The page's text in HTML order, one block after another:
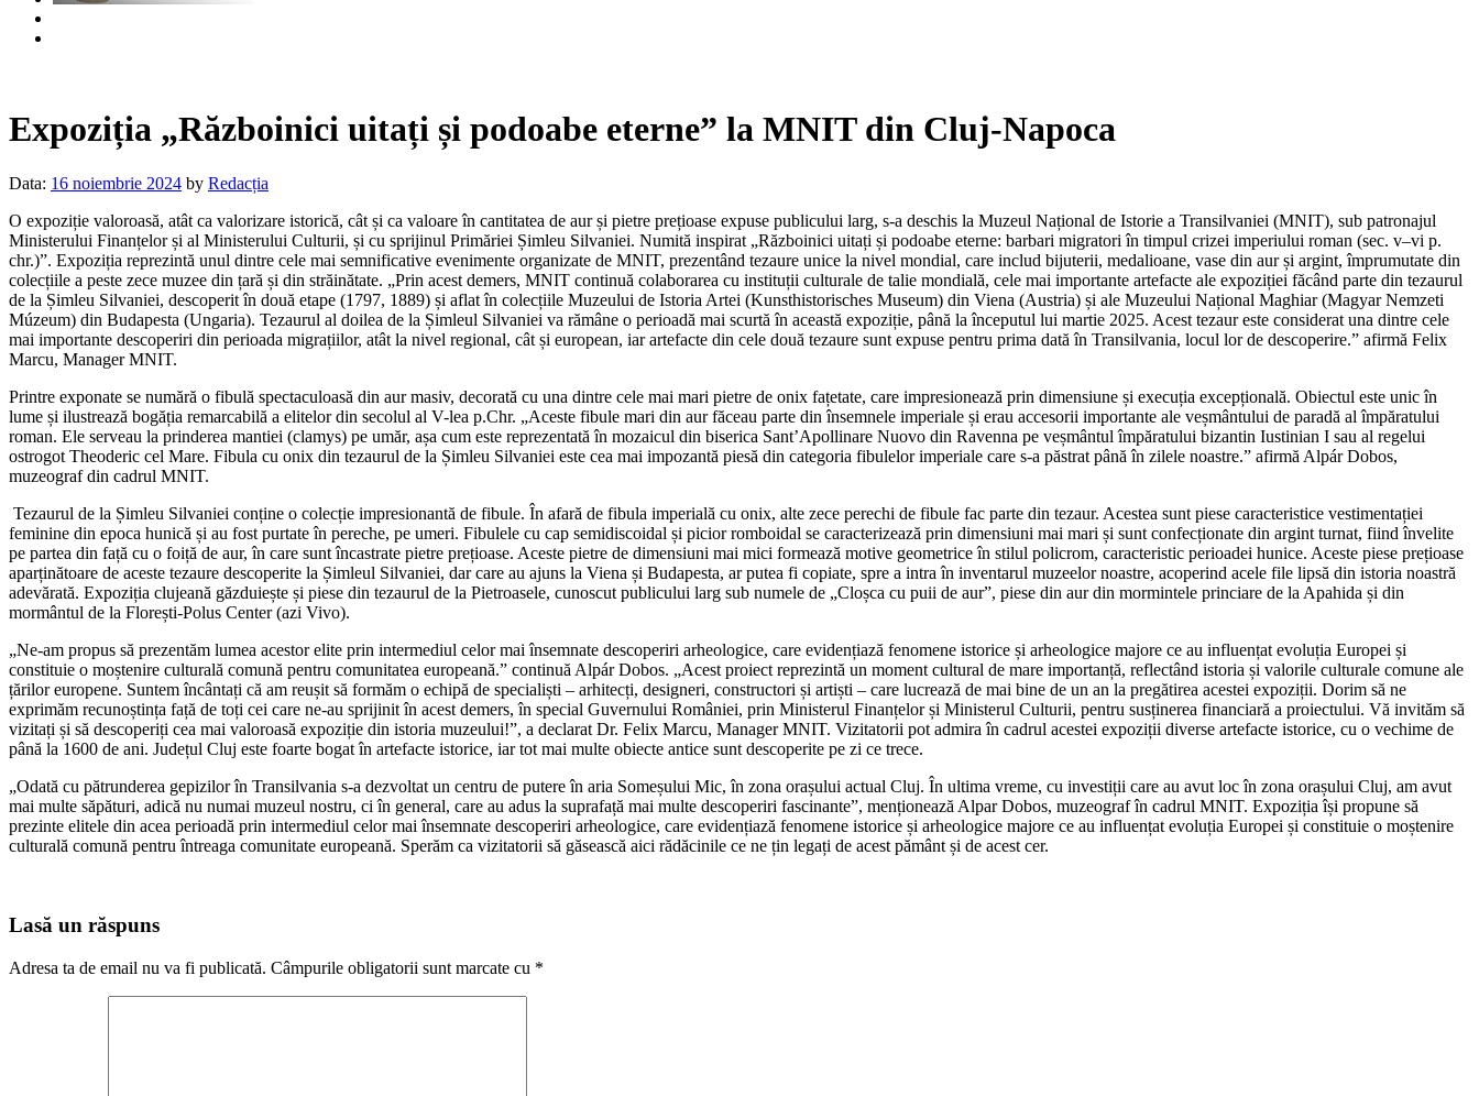
Expoziția „Războinici uitați și podoabe eterne” la MNIT din Cluj-Napoca
Data: 16 noiembrie 2024 by Redacția
O expoziție valoroasă, atât ca valorizare istorică, cât și ca valoare în cantitatea de aur și pietre prețioase expuse publicului larg, s-a deschis la Muzeul Național de Istorie a Transilvaniei (MNIT), sub patronajul
Ministerului Finanțelor și al Ministerului Culturii, și cu sprijinul Primăriei Șimleu Silvaniei. Numită inspirat „Războinici uitați și podoabe eterne: barbari migratori în timpul crizei imperiului roman (sec. v–vi p.
chr.)”. Expoziția reprezintă unul dintre cele mai semnificative evenimente organizate de MNIT, prezentând tezaure unice la nivel mondial, care includ bijuterii, medalioane, vase din aur și argint, împrumutate din
colecțiile a peste zece muzee din țară și din străinătate. „Prin acest demers, MNIT continuă colaborarea cu instituții culturale de talie mondială, cele mai importante artefacte ale expoziției făcând parte din tezaurul
de la Șimleu Silvaniei, descoperit în două etape (1797, 1889) și aflat în colecțiile Muzeului de Istoria Artei (Kunsthistorisches Museum) din Viena (Austria) și ale Muzeului Național Maghiar (Magyar Nemzeti
Múzeum) din Budapesta (Ungaria). Tezaurul al doilea de la Șimleul Silvaniei va rămâne o perioadă mai scurtă în această expoziție, până la începutul lui martie 2025. Acest tezaur este considerat una dintre cele
mai importante descoperiri din perioada migrațiilor, atât la nivel regional, cât și european, iar artefacte din cele două tezaure sunt expuse pentru prima dată în Transilvania, locul lor de descoperire.” afirmă Felix
Marcu, Manager MNIT.
Printre exponate se numără o fibulă spectaculoasă din aur masiv, decorată cu una dintre cele mai mari pietre de onix fațetate, care impresionează prin dimensiune și execuția excepțională. Obiectul este unic în
lume și ilustrează bogăția remarcabilă a elitelor din secolul al V-lea p.Chr. „Aceste fibule mari din aur făceau parte din însemnele imperiale și erau accesorii importante ale veșmântului de paradă al împăratului
roman. Ele serveau la prinderea mantiei (clamys) pe umăr, așa cum este reprezentată în mozaicul din biserica Sant’Apollinare Nuovo din Ravenna pe veșmântul împăratului bizantin Iustinian I sau al regelui
ostrogot Theoderic cel Mare. Fibula cu onix din tezaurul de la Șimleu Silvaniei este cea mai impozantă piesă din categoria fibulelor imperiale care s-a păstrat până în zilele noastre.” afirmă Alpár Dobos,
muzeograf din cadrul MNIT.
Tezaurul de la Șimleu Silvaniei conține o colecție impresionantă de fibule. În afară de fibula imperială cu onix, alte zece perechi de fibule fac parte din tezaur. Acestea sunt piese caracteristice vestimentației
feminine din epoca hunică și au fost purtate în pereche, pe umeri. Fibulele cu cap semidiscoidal și picior romboidal se caracterizează prin dimensiuni mai mari și sunt confecționate din argint turnat, fiind învelite
pe partea din față cu o foiță de aur, în care sunt încastrate pietre prețioase. Aceste pietre de dimensiuni mai mici formează motive geometrice în stilul policrom, caracteristic perioadei hunice. Aceste piese prețioase
aparținătoare de aceste tezaure descoperite la Șimleul Silvaniei, dar care au ajuns la Viena și Budapesta, ar putea fi copiate, spre a intra în inventarul muzeelor noastre, acoperind acele file lipsă din istoria noastră
adevărată. Expoziția clujeană găzduiește și piese din tezaurul de la Pietroasele, cunoscut publicului larg sub numele de „Cloșca cu puii de aur”, piese din aur din mormintele princiare de la Apahida și din
mormântul de la Florești-Polus Center (azi Vivo).
„Ne-am propus să prezentăm lumea acestor elite prin intermediul celor mai însemnate descoperiri arheologice, care evidențiază fenomene istorice și arheologice majore ce au influențat evoluția Europei și
constituie o moștenire culturală comună pentru comunitatea europeană.” continuă Alpár Dobos. „Acest proiect reprezintă un moment cultural de mare importanță, reflectând istoria și valorile culturale comune ale
țărilor europene. Suntem încântați că am reușit să formăm o echipă de specialiști – arhitecți, designeri, constructori și artiști – care lucrează de mai bine de un an la pregătirea acestei expoziții. Dorim să ne
exprimăm recunoștința față de toți cei care ne-au sprijinit în acest demers, în special Guvernului României, prin Ministerul Finanțelor și Ministerul Culturii, pentru susținerea financiară a proiectului. Vă invităm să
vizitați și să descoperiți cea mai valoroasă expoziție din istoria muzeului!”, a declarat Dr. Felix Marcu, Manager MNIT. Vizitatorii pot admira în cadrul acestei expoziții diverse artefacte istorice, cu o vechime de
până la 1600 de ani. Județul Cluj este foarte bogat în artefacte istorice, iar tot mai multe obiecte antice sunt descoperite pe zi ce trece.
„Odată cu pătrunderea gepizilor în Transilvania s-a dezvoltat un centru de putere în aria Someșului Mic, în zona orașului actual Cluj. În ultima vreme, cu investiții care au avut loc în zona orașului Cluj, am avut
mai multe săpături, adică nu numai muzeul nostru, ci în general, care au adus la suprafață mai multe descoperiri fascinante”, menționează Alpar Dobos, muzeograf în cadrul MNIT. Expoziția își propune să
prezinte elitele din acea perioadă prin intermediul celor mai însemnate descoperiri arheologice, care evidențiază fenomene istorice și arheologice majore ce au influențat evoluția Europei și constituie o moștenire
culturală comună pentru întreaga comunitate europeană. Sperăm ca vizitatorii să găsească aici rădăcinile ce ne țin legați de acest pământ și de acest cer.
Lasă un răspuns
Adresa ta de email nu va fi publicată. Câmpurile obligatorii sunt marcate cu *